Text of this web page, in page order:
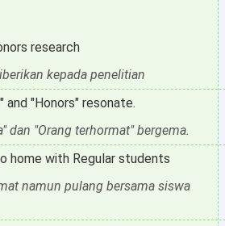
research
kepada penelitian
and "Honors" resonate.
dan "Orang terhormat" bergema.
home with Regular students
namun pulang bersama siswa